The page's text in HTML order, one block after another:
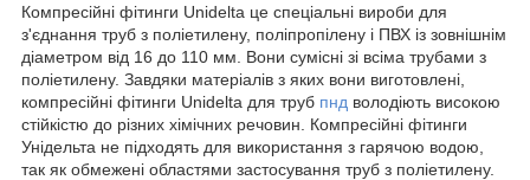
Компресійні фітинги Unidelta це спеціальні вироби для
з'єднання труб з поліетилену, поліпропілену і ПВХ із зовнішнім
діаметром від 16 до 110 мм. Вони сумісні зі всіма трубами з
поліетилену. Завдяки матеріалів з яких вони виготовлені,
компресійні фітинги Unidelta для труб пнд володіють високою
стійкістю до різних хімічних речовин. Компресійні фітинги
Унідельта не підходять для використання з гарячою водою,
так як обмежені областями застосування труб з поліетилену.